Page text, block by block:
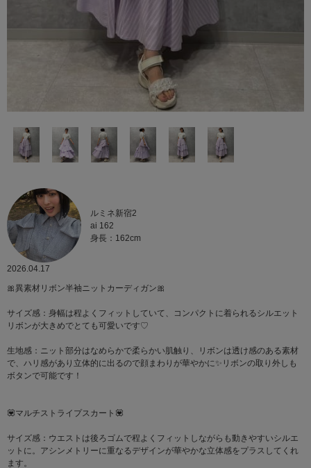
ルミネ新宿2
ai 162
身長：162cm
2026.04.17
🎀異素材リボン半袖ニットカーディガン🎀
サイズ感：身幅は程よくフィットしていて、コンパクトに着られるシルエット
リボンが大きめでとても可愛いです♡
生地感：ニット部分はなめらかで柔らかい肌触り、リボンは透け感のある素材
で、ハリ感があり立体的に出るので顔まわりが華やかに✨リボンの取り外しも
ボタンで可能です！
💟マルチストライプスカート💟
サイズ感：ウエストは後ろゴムで程よくフィットしながらも動きやすいシルエ
ットに。アシンメトリーに重なるデザインが華やかな立体感をプラスしてくれ
ます。